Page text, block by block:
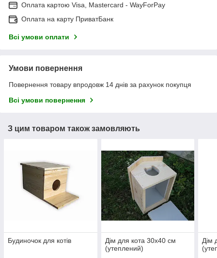
Оплата картою Visa, Mastercard - WayForPay
Оплата на карту ПриватБанк
Всі умови оплати
Умови повернення
Повернення товару впродовж 14 днів за рахунок покупця
Всі умови повернення
З цим товаром також замовляють
Будиночок для котів
Дім для кота 30х40 см
(утеплений)
Дім